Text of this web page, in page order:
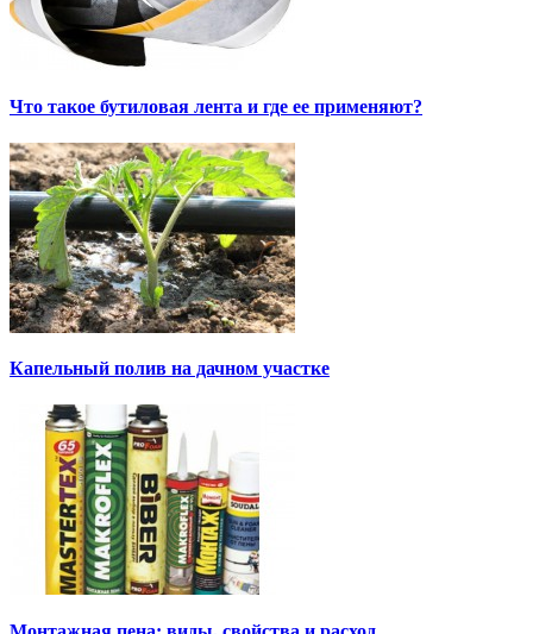
Что такое бутиловая лента и где ее применяют?
Капельный полив на дачном участке